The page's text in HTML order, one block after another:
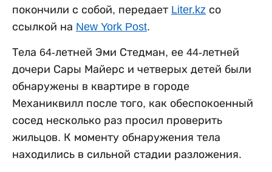
покончили с собой, передает Liter.kz со
ссылкой на New York Post.
Тела 64-летней Эми Стедман, ее 44-летней
дочери Сары Майерс и четверых детей были
обнаружены в квартире в городе
Механиквилл после того, как обеспокоенный
сосед несколько раз просил проверить
жильцов. К моменту обнаружения тела
находились в сильной стадии разложения.